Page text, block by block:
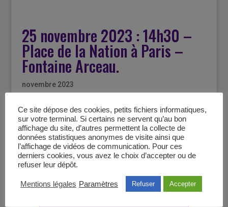
25 novembre 2023 : 14h30 –
Place de la Nation à Paris –
Fontaine Arceau.
novembre 2023
La FNSF manifestera dans le cadre de la
journée internationale contre les violences
faites aux femmes.
Le 25 novembre, journée
internationale contre les
Ce site dépose des cookies, petits fichiers informatiques,
sur votre terminal. Si certains ne servent qu’au bon
affichage du site, d’autres permettent la collecte de
données statistiques anonymes de visite ainsi que
l’affichage de vidéos de communication. Pour ces
derniers cookies, vous avez le choix d’accepter ou de
refuser leur dépôt.
Mentions légales Paramètres Refuser Accepter